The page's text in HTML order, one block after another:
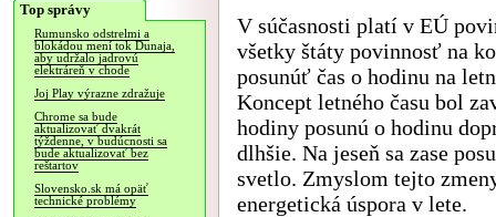
Top správy
Rumunsko odstrelmi a
blokádou mení tok Dunaja,
aby udržalo jadrovú
elektráreň v chode
Joj Play výrazne zdražuje
Chrome sa bude
aktualizovať dvakrát
týždenne, v budúcnosti sa
bude aktualizovať bez
reštartov
Slovensko.sk má opäť
technické problémy
V súčasnosti platí v EÚ
všetky štáty povinnosť na
posunúť čas o hodinu na
Koncept letného času bol
hodiny posunú o hodinu
dlhšie. Na jeseň sa zase
svetlo. Zmyslom tejto
energetická úspora v lete.